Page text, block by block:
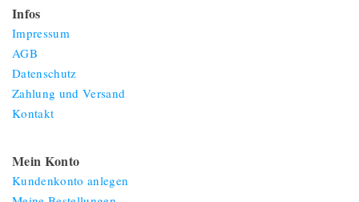
Infos
Impressum
AGB
Datenschutz
Zahlung und Versand
Kontakt
Mein Konto
Kundenkonto anlegen